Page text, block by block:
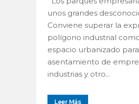
unos grandes
Conviene superar la
polígono industrial
espacio urbanizado
asentamiento de
industrias y otro...
Leer Más